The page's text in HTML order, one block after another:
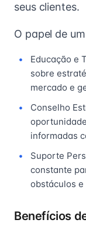
seus clientes.
O papel de
Educação e
sobre
mercado e
Conselho
informadas
Suporte
constante
obstáculos e
Benefícios